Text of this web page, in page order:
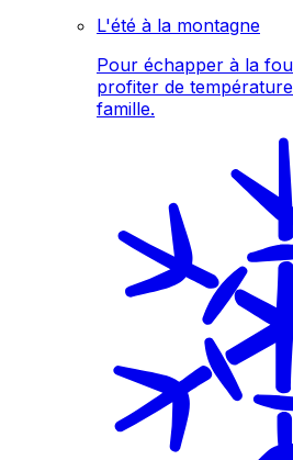
L'été à la montagne
Pour échapper à la
profiter de
famille.